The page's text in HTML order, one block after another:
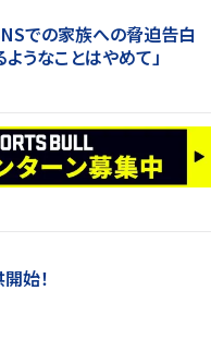
での家族への脅迫告白
うなことはやめて」
始！